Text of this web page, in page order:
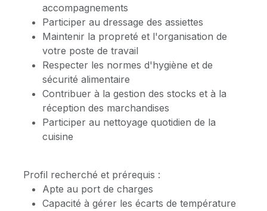
accompagnements
Participer au dressage des assiettes
Maintenir la propreté et l'organisation de
votre poste de travail
Respecter les normes d'hygiène et de
sécurité alimentaire
Contribuer à la gestion des stocks et à la
réception des marchandises
Participer au nettoyage quotidien de la
cuisine
Profil recherché et prérequis :
Apte au port de charges
Capacité à gérer les écarts de température